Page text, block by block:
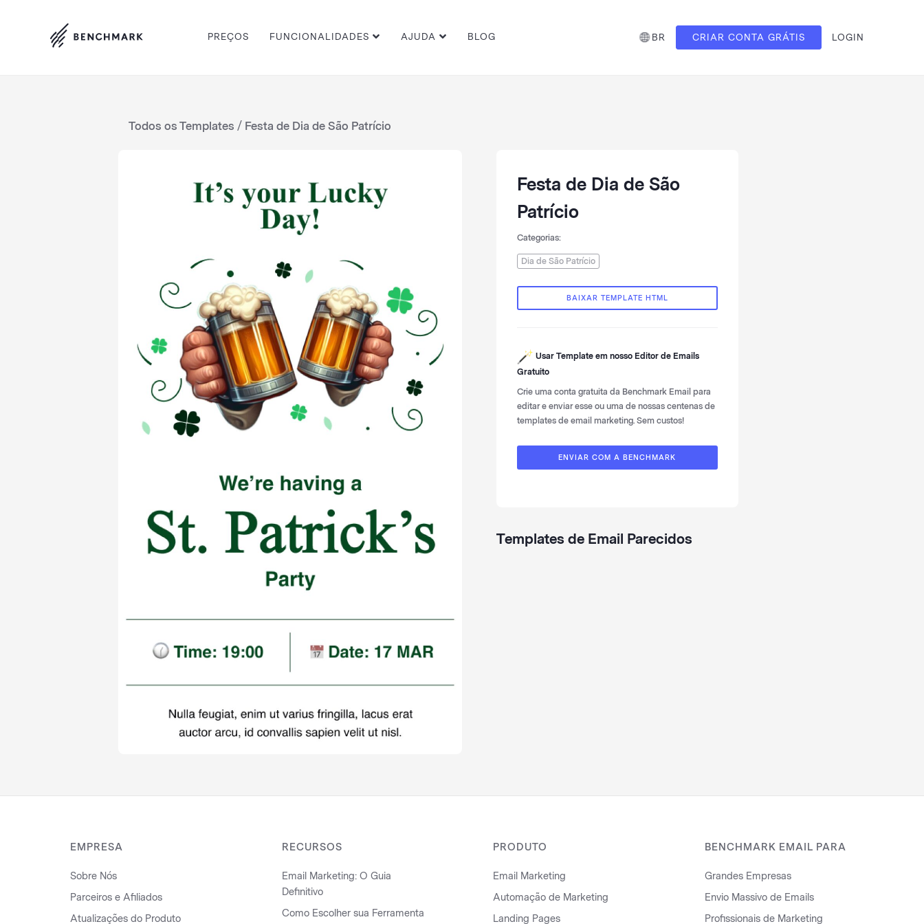
PREÇOS FUNCIONALIDADES AJUDA BLOG BR CRIAR CONTA GRÁTIS LOGIN
Todos os Templates / Festa de Dia de São Patrício
Festa de Dia de São
Patrício
Categorias:
Dia de São Patrício
BAIXAR TEMPLATE HTML
Usar Template em nosso Editor de Emails
Gratuito
Crie uma conta gratuita da Benchmark Email para
editar e enviar esse ou uma de nossas centenas de
templates de email marketing. Sem custos!
ENVIAR COM A BENCHMARK
Templates de Email Parecidos
EMPRESA
Sobre Nós
Parceiros e Afiliados
Atualizações do Produto
RECURSOS
Email Marketing: O Guia
Definitivo
Como Escolher sua Ferramenta
PRODUTO
Email Marketing
Automação de Marketing
Landing Pages
BENCHMARK EMAIL PARA
Grandes Empresas
Envio Massivo de Emails
Profissionais de Marketing